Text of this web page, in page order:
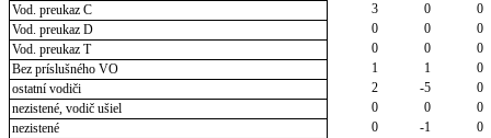
Vod. preukaz C
3 0
0
Vod. preukaz D
0 0
0
Vod. preukaz T
0 0
0
Bez príslušného VO
1 1
0
ostatní vodiči
2 -5
0
nezistené, vodič ušiel
0 0
0
nezistené
0 -1
0